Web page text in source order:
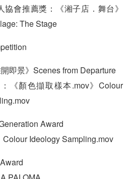
協會推薦獎：《湘子店．舞台》
The Stage
即景》Scenes from Departure
《顏色擷取樣本.mov》Colour
Award
Colour Ideology Sampling.mov